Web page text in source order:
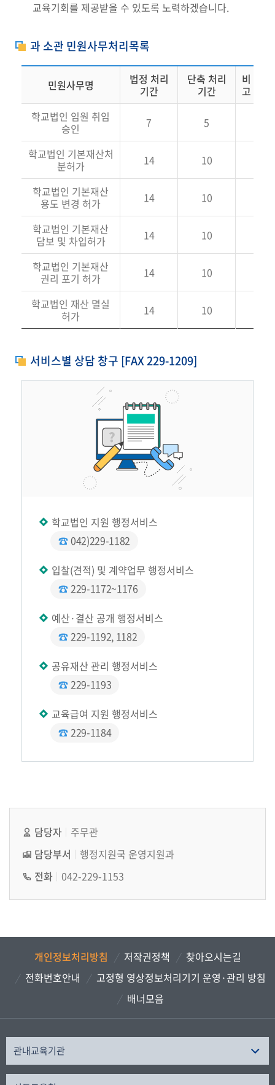
교육기회를 제공받을 수 있도록 노력하겠습니다.
과 소관 민원사무처리목록
민원사무명
법정 처리
기간
단축 처리
기간
비
고
학교법인 임원 취임
승인
7 5
학교법인 기본재산처
분허가
14 10
학교법인 기본재산
용도 변경 허가
14 10
학교법인 기본재산
담보 및 차입허가
14 10
학교법인 기본재산
권리 포기 허가
14 10
학교법인 재산 멸실
허가
14 10
서비스별 상담 창구 [FAX 229-1209]
학교법인 지원 행정서비스
☎042)229-1182
입찰(견적) 및 계약업무 행정서비스
☎229-1172~1176
예산·결산 공개 행정서비스
☎229-1192, 1182
공유재산 관리 행정서비스
☎229-1193
교육급여 지원 행정서비스
☎229-1184
담당자
주무관
담당부서
행정지원국 운영지원과
전화 042-229-1153
개인정보처리방침 저작권정책
찾아오시는길
전화번호안내
고정형 영상정보처리기기 운영·관리 방침
배너모음
관내교육기관